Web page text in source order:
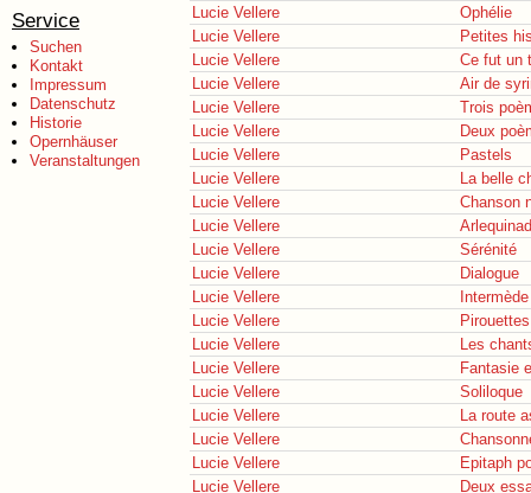
Service
Suchen
Kontakt
Impressum
Datenschutz
Historie
Opernhäuser
Veranstaltungen
Lucie Vellere
Ophélie
Lucie Vellere
Petites
Lucie Vellere
Ce fut un
Lucie Vellere
Air de
Lucie Vellere
Trois
Lucie Vellere
Deux
Lucie Vellere
Pastels
Lucie Vellere
La belle
Lucie Vellere
Chanson
Lucie Vellere
Lucie Vellere
Sérénité
Lucie Vellere
Dialogue
Lucie Vellere
Intermède
Lucie Vellere
Pirouettes
Lucie Vellere
Les
Lucie Vellere
Fantasie
Lucie Vellere
Soliloque
Lucie Vellere
La route
Lucie Vellere
Lucie Vellere
Epitaph
Lucie Vellere
Deux